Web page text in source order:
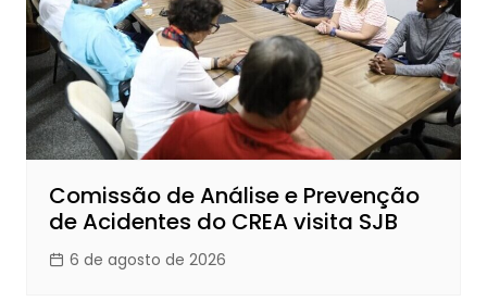
Comissão de Análise e Prevenção
de Acidentes do CREA visita SJB
6 de agosto de 2026